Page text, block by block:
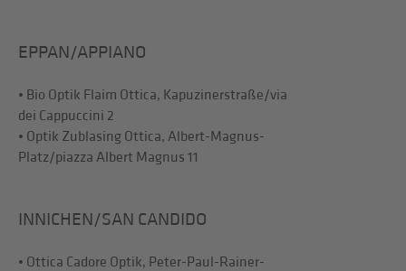
EPPAN/APPIANO
• Bio Optik Flaim Ottica, Kapuzinerstraße/via
dei Cappuccini 2
• Optik Zublasing Ottica, Albert-Magnus-
Platz/piazza Albert Magnus 11
INNICHEN/SAN CANDIDO
• Ottica Cadore Optik, Peter-Paul-Rainer-